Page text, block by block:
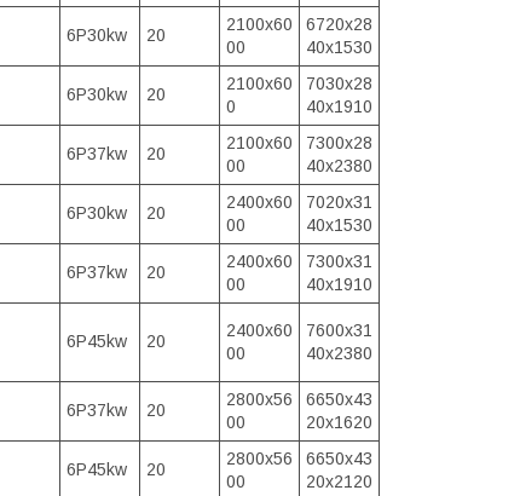
6P30kw 20
2100x60
00
6720x28
40x1530
6P30kw 20
2100x60
0
7030x28
40x1910
6P37kw 20
2100x60
00
7300x28
40x2380
6P30kw 20
2400x60
00
7020x31
40x1530
6P37kw 20
2400x60
00
7300x31
40x1910
6P45kw 20
2400x60
00
7600x31
40x2380
6P37kw 20
2800x56
00
6650x43
20x1620
6P45kw 20
2800x56
00
6650x43
20x2120